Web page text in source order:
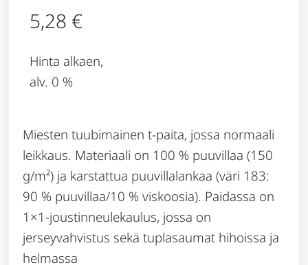
5,28 €
Hinta alkaen,
alv. 0 %
Miesten tuubimainen t-paita, jossa normaali
leikkaus. Materiaali on 100 % puuvillaa (150
g/m²) ja karstattua puuvillalankaa (väri 183:
90 % puuvillaa/10 % viskoosia). Paidassa on
1×1-joustinneulekaulus, jossa on
jerseyvahvistus sekä tuplasaumat hihoissa ja
helmassa